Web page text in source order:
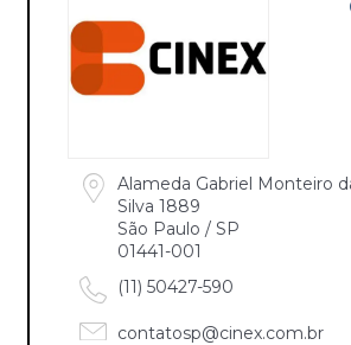
Alameda Gabriel Monteiro
Silva 1889
São Paulo / SP
01441-001
(11) 50427-590
contatosp@cinex.com.br